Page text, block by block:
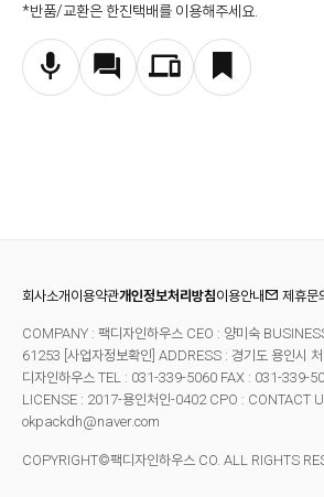
*반품/교환은 한진택배를 이용해주세요.
회사소개 이용약관개인정보처리방침이용안내 제휴문
COMPANY : 팩디자인하우스 CEO : 양미숙
61253 [사업자정보확인] ADDRESS : 경기도 용인시
디자인하우스 TEL : 031-339-5060 FAX : 031-339-
LICENSE : 2017-용인처인-0402 CPO : CONTACT
okpackdh@naver.com
COPYRIGHT©팩디자인하우스 CO. ALL RIGHTS